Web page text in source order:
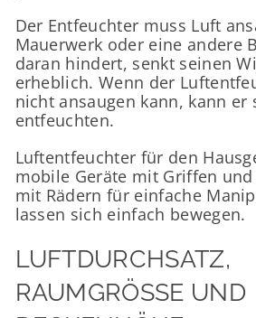
Der Entfeuchter muss Luft
Mauerwerk oder eine andere
daran hindert, senkt seinen
erheblich. Wenn der
nicht ansaugen kann, kann er
entfeuchten.
Luftentfeuchter für den
mobile Geräte mit Griffen
mit Rädern für einfache
lassen sich einfach bewegen.
LUFTDURCHSATZ,
RAUMGRÖSSE UND D